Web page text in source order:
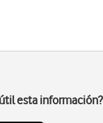
esta información?